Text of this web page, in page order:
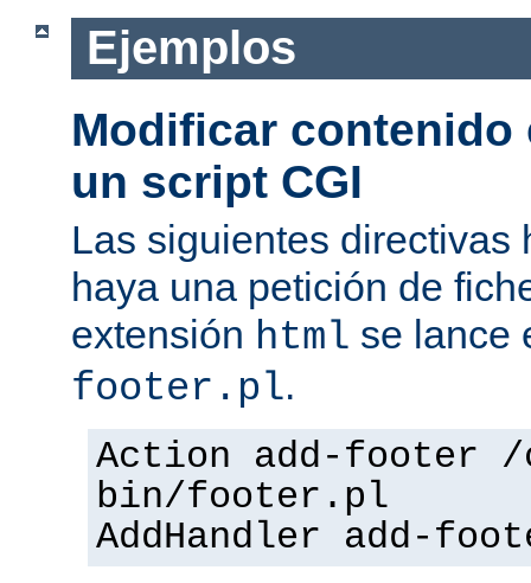
Ejemplos
Modificar
un script CGI
Las siguientes directivas
haya una petición de
extensión html se lance
footer.pl.
Action add-footer
bin/footer.pl
AddHandler add-